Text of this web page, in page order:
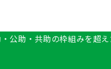
・公助・共助の枠組みを超